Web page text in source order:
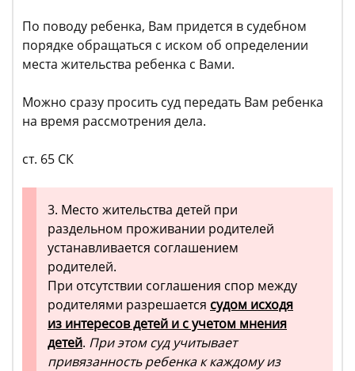
По поводу ребенка, Вам придется в судебном
порядке обращаться с иском об определении
места жительства ребенка с Вами.
Можно сразу просить суд передать Вам ребенка
на время рассмотрения дела.
ст. 65 СК
3. Место жительства детей при
раздельном проживании родителей
устанавливается соглашением
родителей.
При отсутствии соглашения спор между
родителями разрешается судом исходя
из интересов детей и с учетом мнения
детей. При этом суд учитывает
привязанность ребенка к каждому из